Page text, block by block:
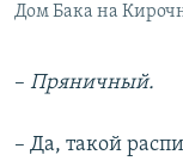
Дом Бака на
– Пряничный.
– Да, такой